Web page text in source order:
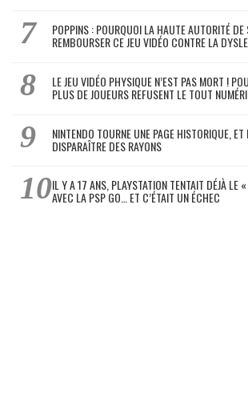
POPPINS : POURQUOI LA HAUTE AUTORITÉ DE
REMBOURSER CE JEU VIDÉO CONTRE LA
LE JEU VIDÉO PHYSIQUE N’EST PAS MORT !
PLUS DE JOUEURS REFUSENT LE TOUT
NINTENDO TOURNE UNE PAGE HISTORIQUE,
DISPARAÎTRE DES RAYONS
IL Y A 17 ANS, PLAYSTATION TENTAIT DÉJÀ LE
AVEC LA PSP GO… ET C’ÉTAIT UN ÉCHEC